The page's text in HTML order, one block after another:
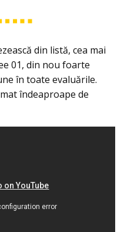
din listă, cea mai
01, din nou foarte
în toate evaluările.
îndeaproape de